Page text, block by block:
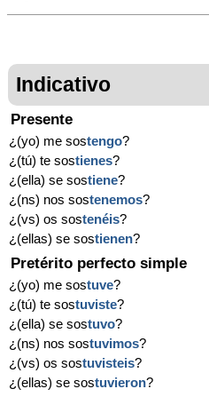
Indicativo
Presente
¿(yo) me sostengo?
¿(tú) te sostienes?
¿(ella) se sostiene?
¿(ns) nos sostenemos?
¿(vs) os sostenéis?
¿(ellas) se sostienen?
Pretérito perfecto simple
¿(yo) me sostuve?
¿(tú) te sostuviste?
¿(ella) se sostuvo?
¿(ns) nos sostuvimos?
¿(vs) os sostuvisteis?
¿(ellas) se sostuvieron?